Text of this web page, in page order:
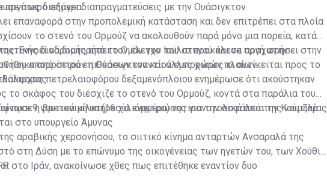
σήμερα.
πως διεξάγει διαπραγματεύσεις με την Ουάσιγκτον.
επαναφορά στην προπολεμική κατάσταση και δεν επιτρέπει στα πλοία
το στενό του Ορμούζ να ακολουθούν παρά μόνο μια πορεία, κατά
Εννοεί να διατηρήσει τον έλεγχο του στενού και να προχωρήσει στην
που απορρίπτουν η Ουάσιγκτον και άλλες χώρες κι αντίκειται προς το
θάλασσας.
διαδρομής από το Ομάν τον Ιούλιο προκάλεσε οργή στην
από σειρά επιθέσεων εναντίον εμπορικών πλοίων.
πετρελαιοφόρου δεξαμενόπλοιου ενημέρωσε ότι ακούστηκαν
το σκάφος του διέσχιζε το στενό του Ορμούζ, κοντά στα παράλια του
η βρετανική υπηρεσία ενημέρωσης για την ασφάλεια της ναυτιλίας
στο υπουργείο Άμυνας.
9 ναυτικά μίλια (16 χιλιόμετρα) νοτιοανατολικά από την Κούμζαρ
αραβικής χερσονήσου, το σιιτικό κίνημα ανταρτών Ανσαραλά της
στη Δύση με το επώνυμο της οικογένειας των ηγετών του, των Χούθι—,
στο Ιράν, ανακοίνωσε χθες πως επιτέθηκε εναντίον δυο